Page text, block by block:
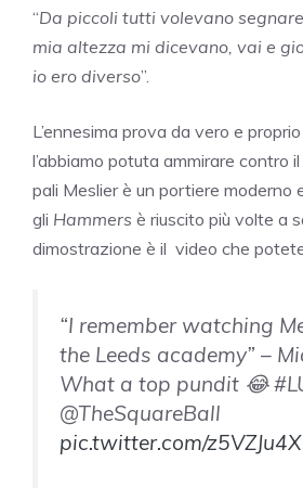
“Da piccoli tutti volevano
mia altezza mi dicevano, vai e
io ero diverso”.
L’ennesima prova da vero e
l’abbiamo potuta ammirare contro il
pali Meslier è un portiere moderno
gli Hammers è riuscito più volte a
dimostrazione è il video che
“I remember watching
the Leeds academy” –
What a top pundit 😂
@TheSquareBall
pic.twitter.com/